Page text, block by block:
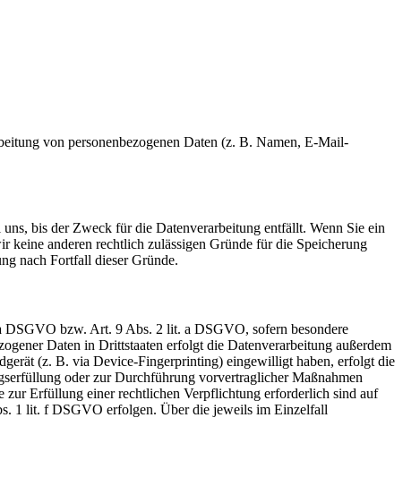
von personenbezogenen Daten (z. B. Namen, E-Mail-
bis der Zweck für die Datenverarbeitung entfällt. Wenn Sie ein
anderen rechtlich zulässigen Gründe für die Speicherung
nach Fortfall dieser Gründe.
DSGVO bzw. Art. 9 Abs. 2 lit. a DSGVO, sofern besondere
Daten in Drittstaaten erfolgt die Datenverarbeitung außerdem
(z. B. via Device-Fingerprinting) eingewilligt haben, erfolgt die
oder zur Durchführung vorvertraglicher Maßnahmen
Erfüllung einer rechtlichen Verpflichtung erforderlich sind auf
1 lit. f DSGVO erfolgen. Über die jeweils im Einzelfall